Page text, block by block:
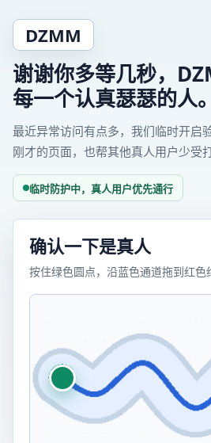
DZMM
谢谢你多等几秒，
每一个认真瑟瑟的人。
最近异常访问有点多，我们临时开启
刚才的页面，也帮其他真人用户少受打
临时防护中，真人用户优先通行
确认一下是真人
按住绿色圆点，沿蓝色通道拖到红色